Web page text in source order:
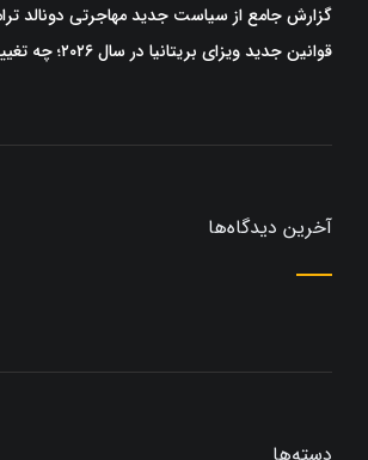
گزارش جامع از سیاست جدید مهاجرتی دونالد
قوانین جدید ویزای بریتانیا در سال ۲۰۲۶؛ چه تغییراتی در راه است؟
آخرین دیدگاه‌ها